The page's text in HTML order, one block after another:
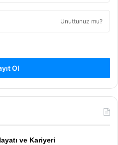
Unuttunuz mu?
Ol
ve Kariyeri